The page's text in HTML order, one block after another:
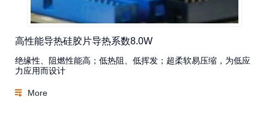
高性能导热硅胶片导热系数8.0W
绝缘性、阻燃性能高；低热阻、低挥发；超柔软易压缩，为低应
力应用而设计
More